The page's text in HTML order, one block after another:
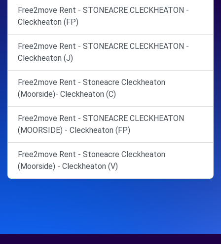
Free2move Rent - STONEACRE CLECKHEATON -
Cleckheaton (FP)
Free2move Rent - STONEACRE CLECKHEATON -
Cleckheaton (J)
Free2move Rent - Stoneacre Cleckheaton
(Moorside)- Cleckheaton (C)
Free2move Rent - STONEACRE CLECKHEATON
(MOORSIDE) - Cleckheaton (FP)
Free2move Rent - Stoneacre Cleckheaton
(Moorside) - Cleckheaton (V)